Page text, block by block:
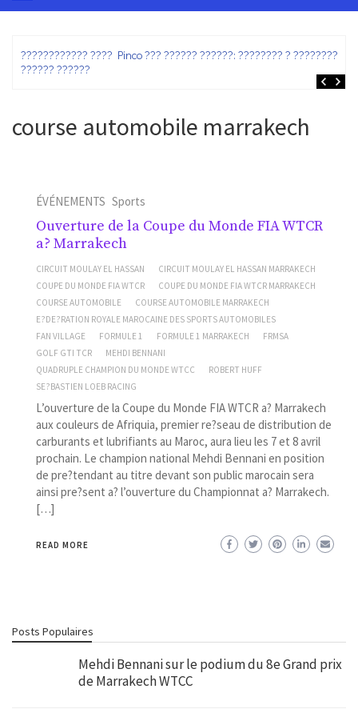
???????????? ???? Pinco ??? ?????? ??????: ???????? ? ???????? ?
?????? ??????
course automobile marrakech
ÉVÉNEMENTS Sports
Ouverture de la Coupe du Monde FIA WTCR
a? Marrakech
CIRCUIT MOULAY EL HASSAN
CIRCUIT MOULAY EL HASSAN MARRAKECH
COUPE DU MONDE FIA WTCR
COUPE DU MONDE FIA WTCR MARRAKECH
COURSE AUTOMOBILE
COURSE AUTOMOBILE MARRAKECH
E?DE?RATION ROYALE MAROCAINE DES SPORTS AUTOMOBILES
FAN VILLAGE
FORMULE 1 FORMULE 1 MARRAKECH
FRMSA
GOLF GTI TCR
MEHDI BENNANI
QUADRUPLE CHAMPION DU MONDE WTCC
ROBERT HUFF
SE?BASTIEN LOEB RACING
L’ouverture de la Coupe du Monde FIA WTCR a? Marrakech
aux couleurs de Afriquia, premier re?seau de distribution de
carburants et lubrifiants au Maroc, aura lieu les 7 et 8 avril
prochain. Le champion national Mehdi Bennani en position
de pre?tendant au titre devant son public marocain sera
ainsi pre?sent a? l’ouverture du Championnat a? Marrakech.
[…]
READ MORE
Posts Populaires
Mehdi Bennani sur le podium du 8e Grand prix
de Marrakech WTCC